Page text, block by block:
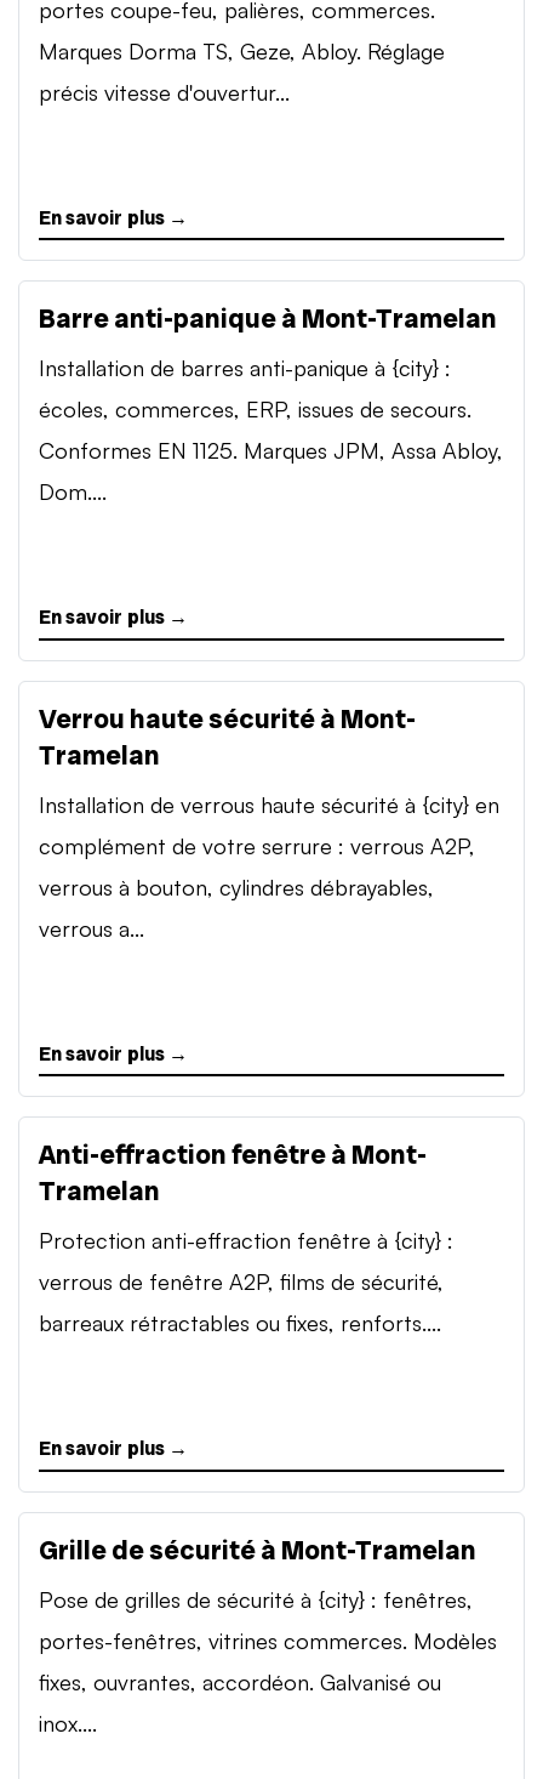
portes coupe-feu, palières, commerces.
Marques Dorma TS, Geze, Abloy. Réglage
précis vitesse d'ouvertur...
En savoir plus →
Barre anti-panique à Mont-Tramelan
Installation de barres anti-panique à {city} :
écoles, commerces, ERP, issues de secours.
Conformes EN 1125. Marques JPM, Assa Abloy,
Dom....
En savoir plus →
Verrou haute sécurité à Mont-
Tramelan
Installation de verrous haute sécurité à {city} en
complément de votre serrure : verrous A2P,
verrous à bouton, cylindres débrayables,
verrous a...
En savoir plus →
Anti-effraction fenêtre à Mont-
Tramelan
Protection anti-effraction fenêtre à {city} :
verrous de fenêtre A2P, films de sécurité,
barreaux rétractables ou fixes, renforts....
En savoir plus →
Grille de sécurité à Mont-Tramelan
Pose de grilles de sécurité à {city} : fenêtres,
portes-fenêtres, vitrines commerces. Modèles
fixes, ouvrantes, accordéon. Galvanisé ou
inox....